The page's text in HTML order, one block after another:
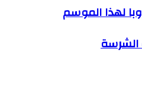
لهذا الموسم
الشرسة‬